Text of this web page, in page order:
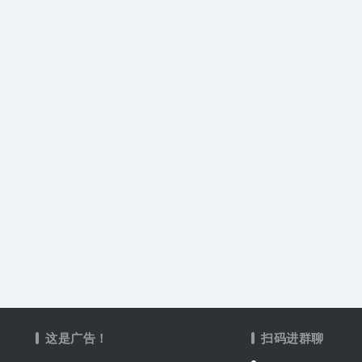
这是广告！ 扫码进群聊